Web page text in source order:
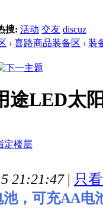
搜: 活动 交友 discuz
› 喜路商品装备区 › 装
途LED太
21:21:47 | 只
，可充AA电